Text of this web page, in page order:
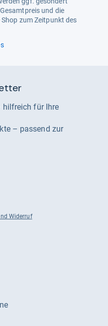
und die
zum Zeitpunkt des
Widerruf